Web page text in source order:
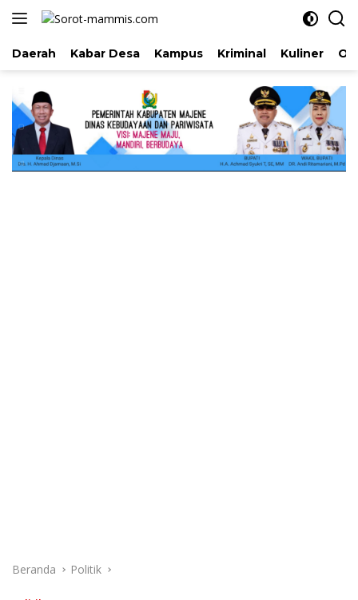
Langsung
Daerah Kabar Desa Kampus Kriminal Kuliner
Beranda Politik